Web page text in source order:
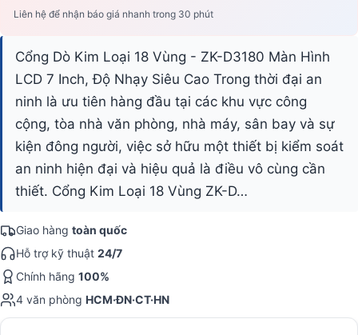
Liên hệ để nhận báo giá nhanh trong 30 phút
Cổng Dò Kim Loại 18 Vùng - ZK-D3180 Màn Hình
LCD 7 Inch, Độ Nhạy Siêu Cao Trong thời đại an
ninh là ưu tiên hàng đầu tại các khu vực công
cộng, tòa nhà văn phòng, nhà máy, sân bay và sự
kiện đông người, việc sở hữu một thiết bị kiểm soát
an ninh hiện đại và hiệu quả là điều vô cùng cần
thiết. Cổng Kim Loại 18 Vùng ZK-D…
Giao hàng toàn quốc
Hỗ trợ kỹ thuật 24/7
Chính hãng 100%
4 văn phòng HCM·ĐN·CT·HN